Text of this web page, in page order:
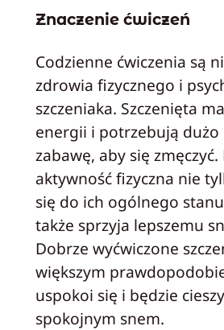
Znaczenie ćwiczeń
Codzienne ćwiczenia są
zdrowia fizycznego i
szczeniaka. Szczenięta
energii i potrzebują dużo
zabawę, aby się
aktywność fizyczna nie
się do ich ogólnego
także sprzyja lepszemu
Dobrze wyćwiczone
większym
uspokoi się i będzie
spokojnym snem.